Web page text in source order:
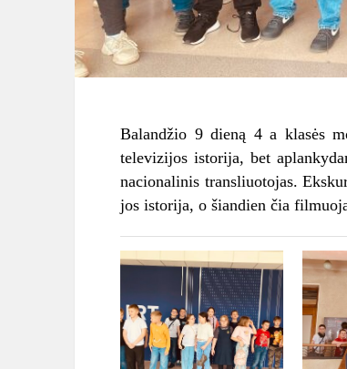
Balandžio 9 dieną 4 a klasės
televizijos istorija, bet
nacionalinis transliuotojas.
jos istorija, o šiandien čia